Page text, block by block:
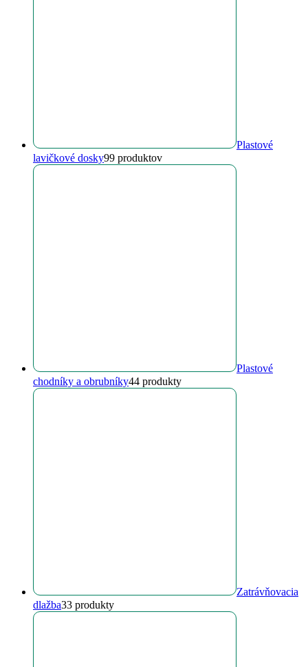
Plastové
lavičkové dosky99 produktov
Plastové
chodníky a obrubníky44 produkty
Zatrávňovacia
dlažba33 produkty